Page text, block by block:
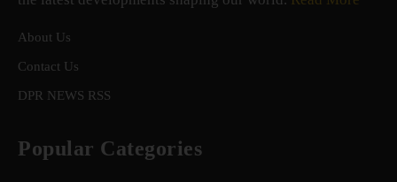
About Us
Contact Us
DPR NEWS RSS
Popular Categories